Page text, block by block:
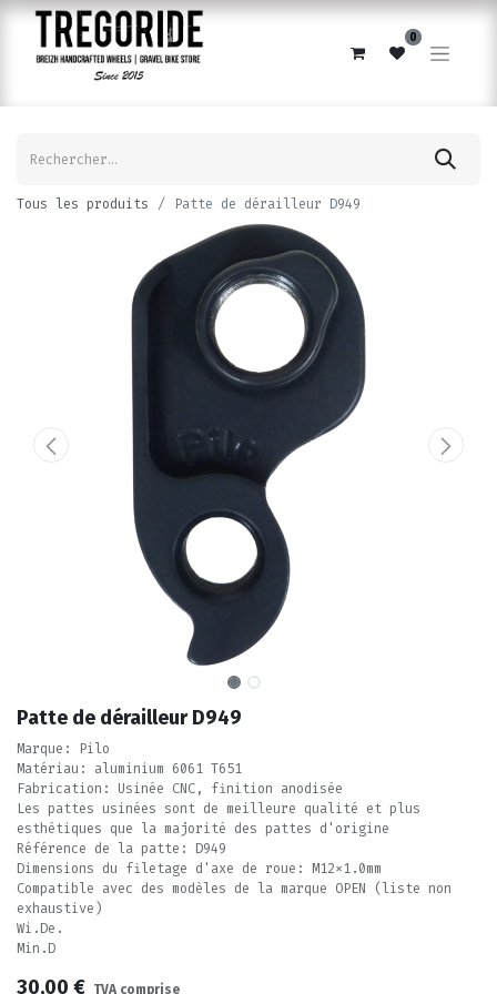
0
Tous les produits Patte de dérailleur D949
Patte de dérailleur D949
Marque: Pilo
Matériau: aluminium 6061 T651
Fabrication: Usinée CNC, finition anodisée
Les pattes usinées sont de meilleure qualité et plus
esthétiques que la majorité des pattes d'origine
Référence de la patte: D949
Dimensions du filetage d'axe de roue: M12x1.0mm
Compatible avec des modèles de la marque OPEN (liste non
exhaustive)
Wi.De.
Min.D
30,00 € TVA comprise